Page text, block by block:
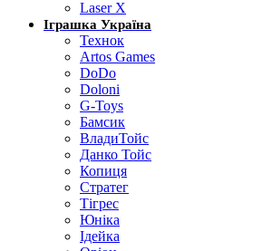
Laser X
Іграшка Україна
Технок
Artos Games
DoDo
Doloni
G-Toys
Бамсик
ВладиТойс
Данко Тойс
Копиця
Стратег
Тігрес
Юніка
Ідейка